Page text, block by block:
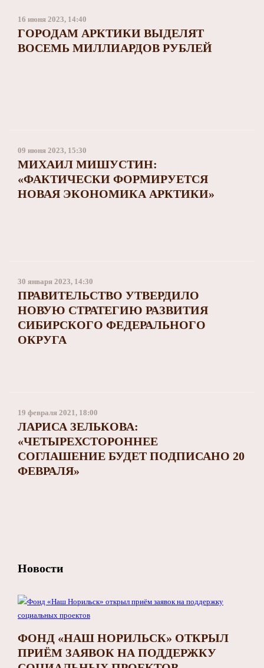
16 июня 2023, 14:40
ГОРОДАМ АРКТИКИ ВЫДЕЛЯТ
ВОСЕМЬ МИЛЛИАРДОВ РУБЛЕЙ
09 июня 2023, 15:30
МИХАИЛ МИШУСТИН:
«ФАКТИЧЕСКИ ФОРМИРУЕТСЯ
НОВАЯ ЭКОНОМИКА АРКТИКИ»
30 января 2023, 14:30
ПРАВИТЕЛЬСТВО УТВЕРДИЛО
НОВУЮ СТРАТЕГИЮ РАЗВИТИЯ
СИБИРСКОГО ФЕДЕРАЛЬНОГО
ОКРУГА
19 февраля 2021, 18:00
ЛАРИСА ЗЕЛЬКОВА:
«ЧЕТЫРЕХСТОРОННЕЕ
СОГЛАШЕНИЕ БУДЕТ ПОДПИСАНО 20
ФЕВРАЛЯ»
Новости
ФОНД «НАШ НОРИЛЬСК» ОТКРЫЛ
ПРИЁМ ЗАЯВОК НА ПОДДЕРЖКУ